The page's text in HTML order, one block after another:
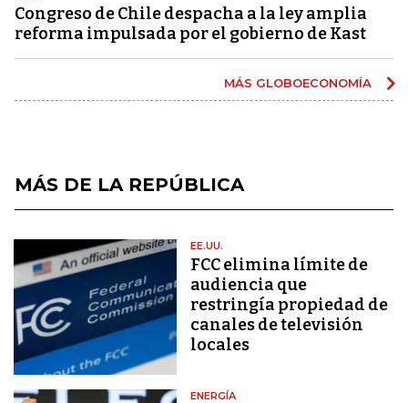
Congreso de Chile despacha a la ley amplia
reforma impulsada por el gobierno de Kast
MÁS GLOBOECONOMÍA
MÁS DE LA REPÚBLICA
EE.UU.
FCC elimina límite de
audiencia que
restringía propiedad de
canales de televisión
locales
ENERGÍA